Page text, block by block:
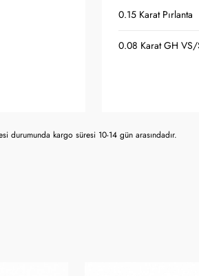
0.15 Karat Pırlanta
0.08 Karat GH VS/
durumunda kargo süresi 10-14 gün arasındadır.